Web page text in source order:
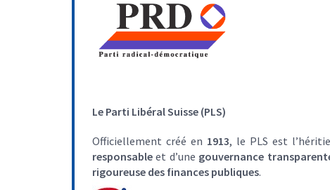
Le Parti Libéral Suisse (PLS)
Officiellement créé en 1913, le PLS est
responsable et d’une gouvernance
rigoureuse des finances publiques.